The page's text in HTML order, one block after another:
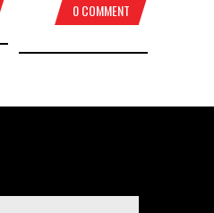
0 COMMENT